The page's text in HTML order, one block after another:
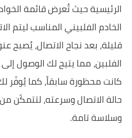
الرئيسية حيث تُعرض قائمة
الخادم الفلبيني المناسب ليتم
قليلة، بعد نجاح الاتصال، يُصبح
الفلبين، مما يتيح لك الوصول
كانت محظورة سابقاً، كما يُوفّر
حالة الاتصال وسرعته، لتتمكّن
وسلاسة تامة.